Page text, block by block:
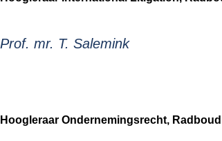
Prof. mr. T. Salemink
Hoogleraar Ondernemingsrecht,